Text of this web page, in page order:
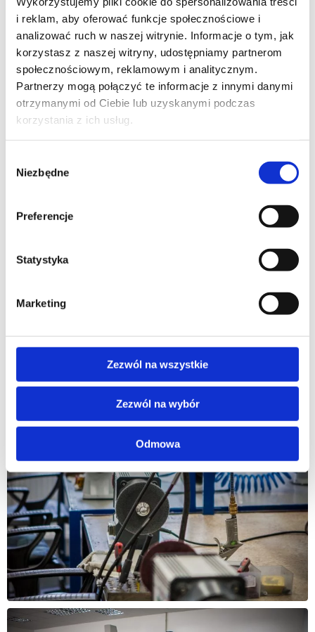
i reklam, aby oferować funkcje społecznościowe i
analizować ruch w naszej witrynie. Informacje o tym, jak
korzystasz z naszej witryny, udostępniamy partnerom
społecznościowym, reklamowym i analitycznym.
Partnerzy mogą połączyć te informacje z innymi danymi
otrzymanymi od Ciebie lub uzyskanymi podczas
korzystania z ich usług.
zgody
Niezbędne
Preferencje
Statystyka
Marketing
Zezwól na wszystkie
Zezwól na wybór
Odmowa